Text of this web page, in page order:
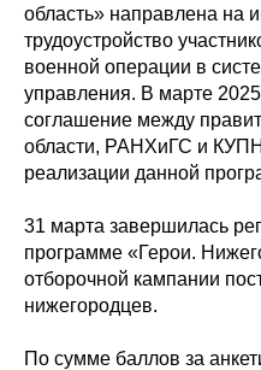
область» направлена на
трудоустройство
военной операции в
управления. В марте
соглашение между
области, РАНХиГС и
реализации данной
31 марта завершилась
программе «Герои.
отборочной кампании
нижегородцев.
По сумме баллов за